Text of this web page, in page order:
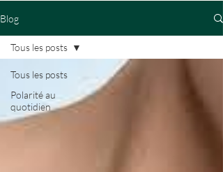
Blog
Tous les posts
Polarité au
quotidien
Tous les posts